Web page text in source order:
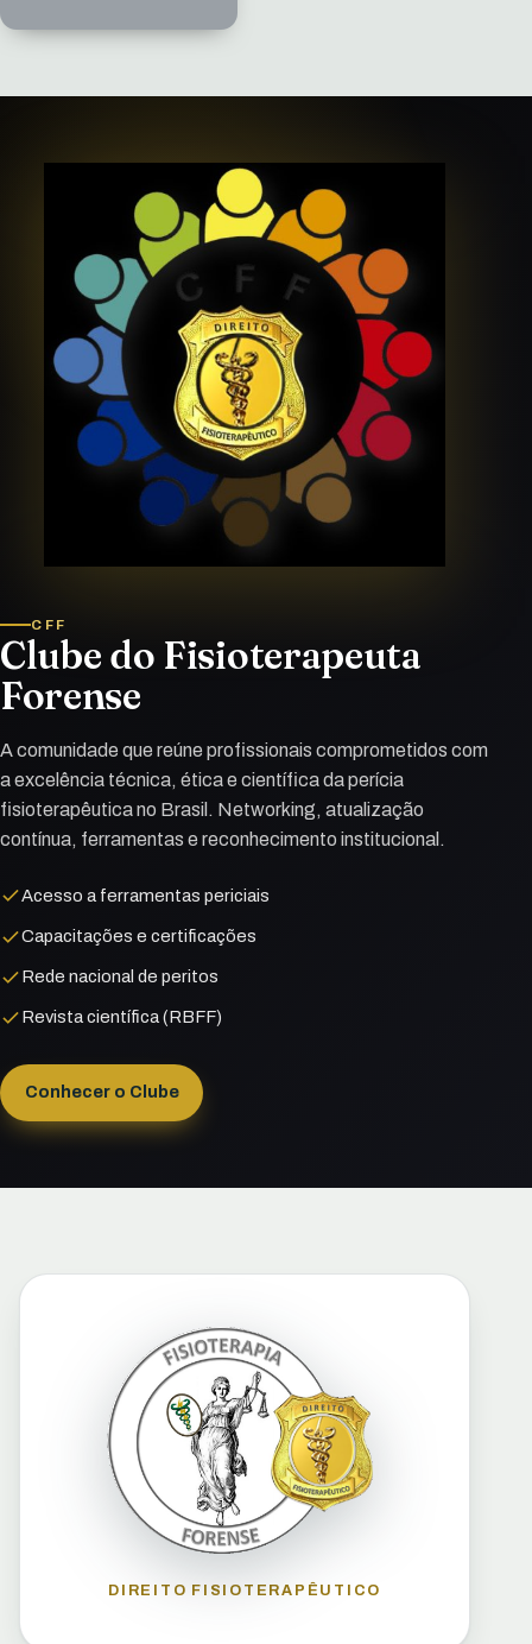
CFF
Clube do Fisioterapeuta
Forense
A comunidade que reúne profissionais comprometidos com
a excelência técnica, ética e científica da perícia
fisioterapêutica no Brasil. Networking, atualização
contínua, ferramentas e reconhecimento institucional.
Acesso a ferramentas periciais
Capacitações e certificações
Rede nacional de peritos
Revista científica (RBFF)
Conhecer o Clube
DIREITO FISIOTERAPÊUTICO